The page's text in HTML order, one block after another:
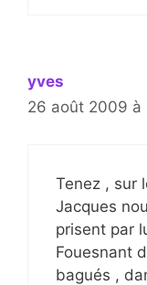
yves
26 août 2009 à
Tenez , sur
Jacques
prisent par
Fouesnant
bagués ,